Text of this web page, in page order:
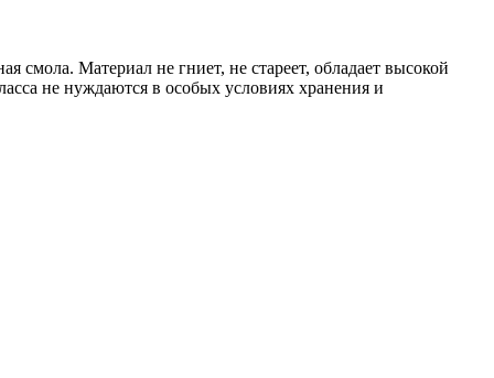
смола. Материал не гниет, не стареет, обладает высокой
не нуждаются в особых условиях хранения и